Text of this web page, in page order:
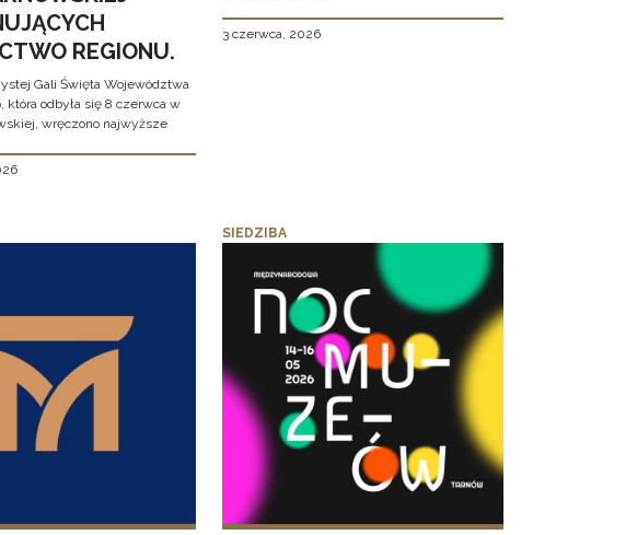
REGIONU.
Gali Święta Województwa
która odbyła się 8 czerwca w
wręczono najwyższe
3 czerwca, 2026
SIEDZIBA